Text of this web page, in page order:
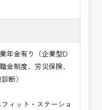
年金有り（企業型D
金制度、労災保険、
断）
ィット・ステーショ